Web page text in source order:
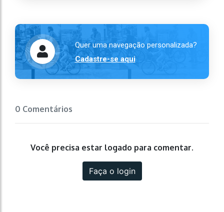
Quer uma navegação personalizada?
Cadastre-se aqui
0 Comentários
Você precisa estar logado para comentar.
Faça o login